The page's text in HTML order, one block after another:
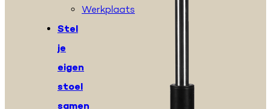
Werkplaats
Stel
je
eigen
stoel